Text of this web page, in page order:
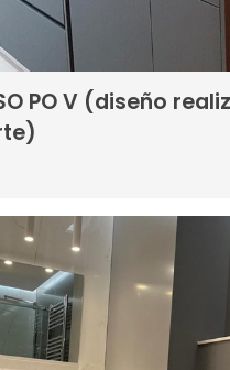
PO V (diseño